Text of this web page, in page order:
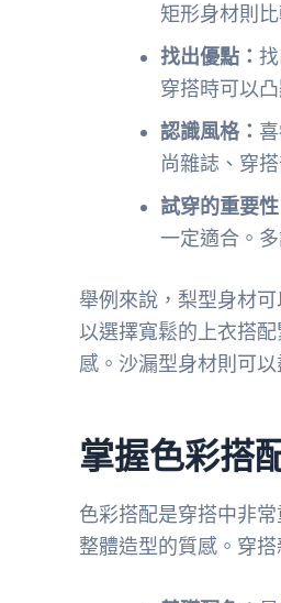
矩形身材則
找出優點：
穿搭時可以
認識風格：
尚雜誌、穿
試穿的重要性
一定適合。
舉例來說，梨型身材
以選擇寬鬆的上衣搭
感。沙漏型身材則可
掌握色彩搭
色彩搭配是穿搭中非
整體造型的質感。穿